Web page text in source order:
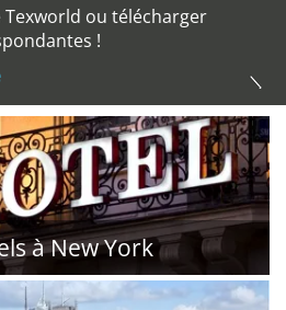
ou télécharger
!
à New York